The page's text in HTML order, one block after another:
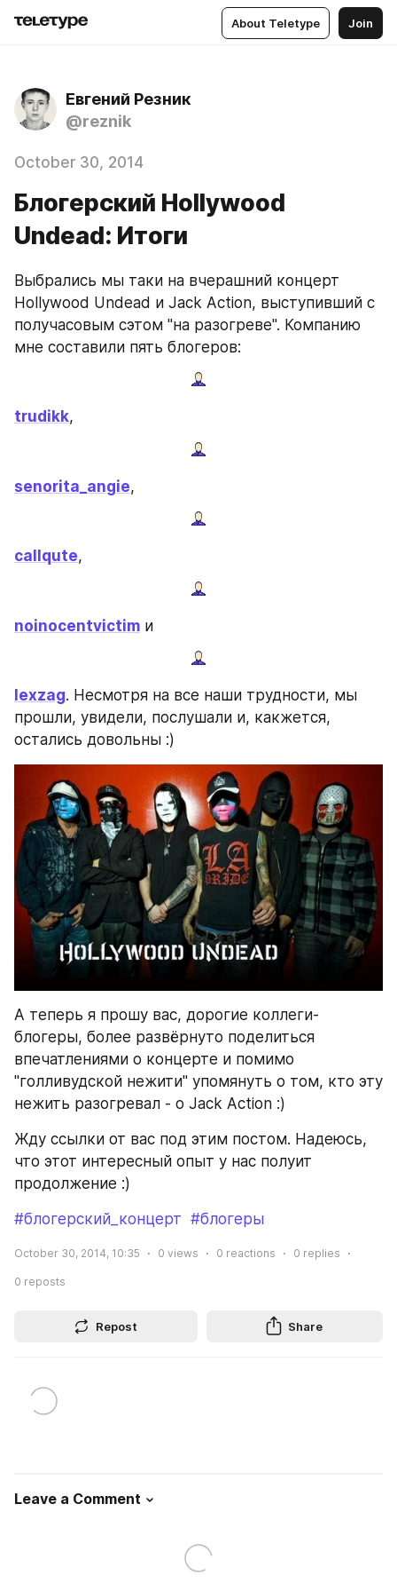
About Teletype Join
Евгений Резник
@reznik
October 30, 2014
Блогерский Hollywood
Undead: Итоги
Выбрались мы таки на вчерашний концерт
Hollywood Undead и Jack Action, выступивший с
получасовым сэтом "на разогреве". Компанию
мне составили пять блогеров:
trudikk,
senorita_angie,
callqute,
noinocentvictim и
lexzag. Несмотря на все наши трудности, мы
прошли, увидели, послушали и, какжется,
остались довольны :)
А теперь я прошу вас, дорогие коллеги-
блогеры, более развёрнуто поделиться
впечатлениями о концерте и помимо
"голливудской нежити" упомянуть о том, кто эту
нежить разогревал - о Jack Action :)
Жду ссылки от вас под этим постом. Надеюсь,
что этот интересный опыт у нас полуит
продолжение :)
#блогерский_концерт #блогеры
October 30, 2014, 10:35 0 views 0 reactions 0 replies
0 reposts
Repost Share
Leave a Comment